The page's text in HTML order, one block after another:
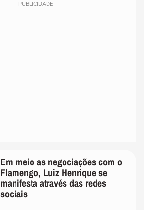
PUBLICIDADE
Em meio as negociações com o
Flamengo, Luiz Henrique se
manifesta através das redes
sociais